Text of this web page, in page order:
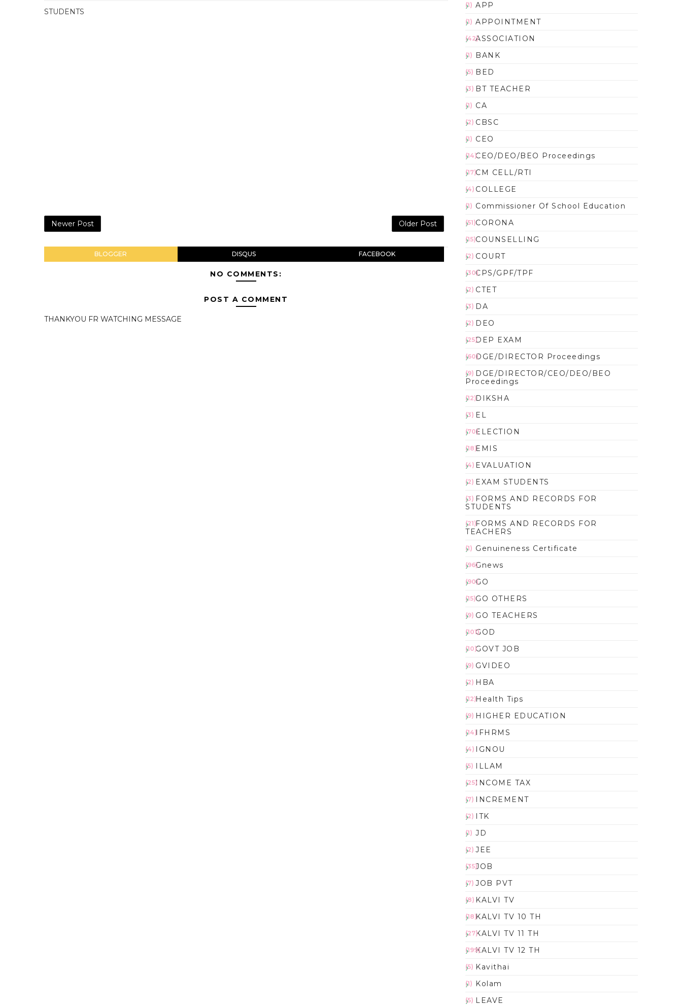
STUDENTS
Newer Post Older Post
BLOGGER DISQUS FACEBOOK
NO COMMENTS:
POST A COMMENT
THANKYOU FR WATCHING MESSAGE
APP
(1)
APPOINTMENT
(1)
ASSOCIATION
(42)
BANK
(1)
BED
(5)
BT TEACHER
(3)
CA
(1)
CBSC
(2)
CEO
(1)
CEO/DEO/BEO Proceedings
(14)
CM CELL/RTI
(17)
COLLEGE
(4)
Commissioner Of School Education
(1)
CORONA
(51)
COUNSELLING
(15)
COURT
(2)
CPS/GPF/TPF
(30)
CTET
(2)
DA
(3)
DEO
(2)
DEP EXAM
(25)
DGE/DIRECTOR Proceedings
(60)
DGE/DIRECTOR/CEO/DEO/BEO
Proceedings
(9)
DIKSHA
(12)
EL
(3)
ELECTION
(70)
EMIS
(18)
EVALUATION
(4)
EXAM STUDENTS
(2)
FORMS AND RECORDS FOR
STUDENTS
(3)
FORMS AND RECORDS FOR
TEACHERS
(21)
Genuineness Certificate
(1)
Gnews
(96)
GO
(90)
GO OTHERS
(15)
GO TEACHERS
(9)
GOD
(101)
GOVT JOB
(10)
GVIDEO
(9)
HBA
(2)
Health Tips
(12)
HIGHER EDUCATION
(9)
IFHRMS
(14)
IGNOU
(4)
ILLAM
(5)
INCOME TAX
(25)
INCREMENT
(7)
ITK
(2)
JD
(1)
JEE
(2)
JOB
(35)
JOB PVT
(7)
KALVI TV
(8)
KALVI TV 10 TH
(18)
KALVI TV 11 TH
(27)
KALVI TV 12 TH
(199)
Kavithai
(5)
Kolam
(1)
LEAVE
(5)